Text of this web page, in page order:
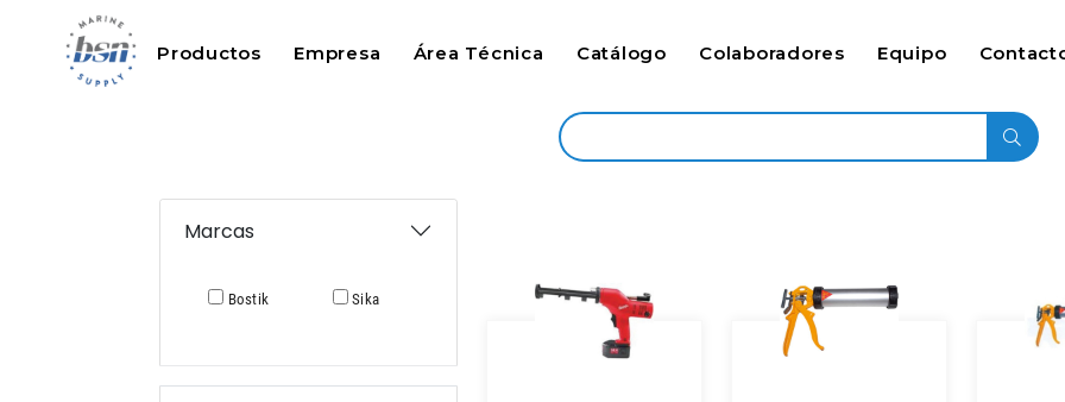
Productos Empresa Área Técnica Catálogo Colaboradores Equipo
Marcas
Bostik Sika